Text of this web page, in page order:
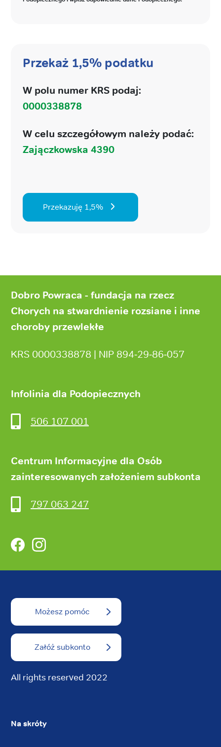
Przekaż 1,5% podatku
W polu numer KRS podaj:
0000338878
W celu szczegółowym należy podać:
Zajączkowska 4390
Przekazuję 1,5%
stronyDobro Powraca - fundacja na rzecz
Chorych na stwardnienie rozsiane i inne
choroby przewlekłe
KRS 0000338878 | NIP 894‑29‑86‑057
Infolinia dla Podopiecznych
506 107 001
Centrum Informacyjne dla Osób
zainteresowanych założeniem subkonta
797 063 247
FacebookInstagram
Możesz pomóc
Załóż subkonto
All rights reserved 2022
Na skróty